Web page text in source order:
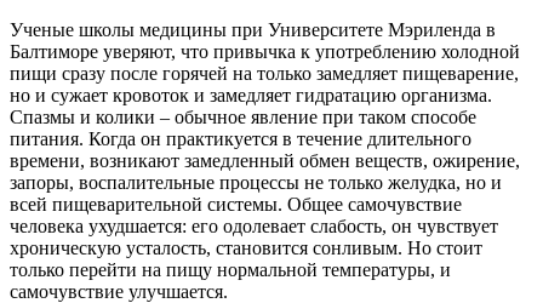
Ученые школы медицины при Университете Мэриленда в
Балтиморе уверяют, что привычка к употреблению холодной
пищи сразу после горячей на только замедляет пищеварение,
но и сужает кровоток и замедляет гидратацию организма.
Спазмы и колики – обычное явление при таком способе
питания. Когда он практикуется в течение длительного
времени, возникают замедленный обмен веществ, ожирение,
запоры, воспалительные процессы не только желудка, но и
всей пищеварительной системы. Общее самочувствие
человека ухудшается: его одолевает слабость, он чувствует
хроническую усталость, становится сонливым. Но стоит
только перейти на пищу нормальной температуры, и
самочувствие улучшается.